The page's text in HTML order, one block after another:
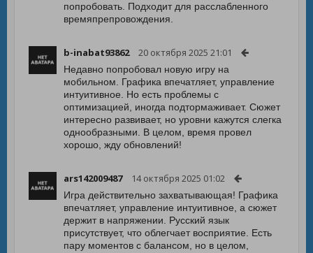
попробовать. Подходит для расслабленного
времяпрепровождения.
b-inabat93862 20 октября 2025 21:01
Недавно попробовал новую игру на
мобильном. Графика впечатляет, управление
интуитивное. Но есть проблемы с
оптимизацией, иногда подтормаживает. Сюжет
интересно развивает, но уровни кажутся слегка
однообразными. В целом, время провел
хорошо, жду обновлений!
ars142009487 14 октября 2025 01:02
Игра действительно захватывающая! Графика
впечатляет, управление интуитивное, а сюжет
держит в напряжении. Русский язык
присутствует, что облегчает восприятие. Есть
пару моментов с балансом, но в целом,